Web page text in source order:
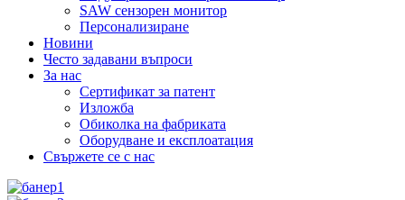
SAW сензорен монитор
Персонализиране
Новини
Често задавани въпроси
За нас
Сертификат за патент
Изложба
Обиколка на фабриката
Оборудване и експлоатация
Свържете се с нас